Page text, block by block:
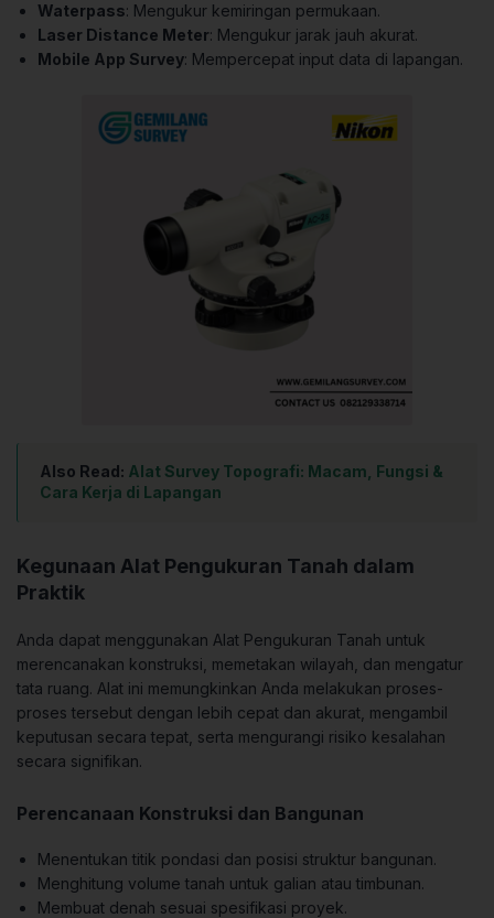
Waterpass: Mengukur kemiringan permukaan.
Laser Distance Meter: Mengukur jarak jauh akurat.
Mobile App Survey: Mempercepat input data di lapangan.
Also Read: Alat Survey Topografi: Macam, Fungsi &
Cara Kerja di Lapangan
Kegunaan Alat Pengukuran Tanah dalam
Praktik
Anda dapat menggunakan Alat Pengukuran Tanah untuk
merencanakan konstruksi, memetakan wilayah, dan mengatur
tata ruang. Alat ini memungkinkan Anda melakukan proses-
proses tersebut dengan lebih cepat dan akurat, mengambil
keputusan secara tepat, serta mengurangi risiko kesalahan
secara signifikan.
Perencanaan Konstruksi dan Bangunan
Menentukan titik pondasi dan posisi struktur bangunan.
Menghitung volume tanah untuk galian atau timbunan.
Membuat denah sesuai spesifikasi proyek.